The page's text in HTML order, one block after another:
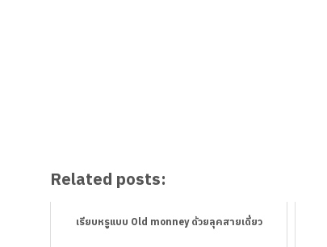
Related posts:
เรียบหรู​แบบ​ Old​ monney ด้วยลุคสายเดี่ยว